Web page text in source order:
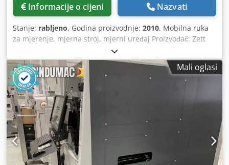
Informacije o cijeni Nazvati
Stanje: rabljeno, Godina proizvodnje: 2010, Mobilna ruka
za mjerenje, mjerna stroj, mjerni uređaj Proizvođač: Zett
Mess Tip: AMPG 2400, preciznost Dcodpfx Agjwu E D Roxsk
Godina proizvodnje: 2010 – nije korišteno Promjer
mjerenja: 2.400 mm 22726
Mali oglasi